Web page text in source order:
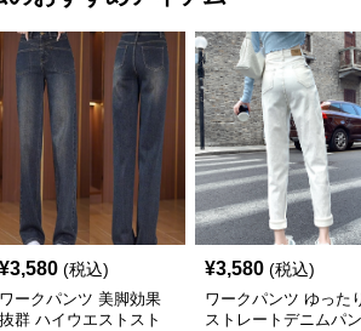
¥3,580 (税込)
ワークパンツ 美脚効果
抜群 ハイウエストスト
¥3,580 (税込)
ワークパンツ ゆった
ストレートデニムパ